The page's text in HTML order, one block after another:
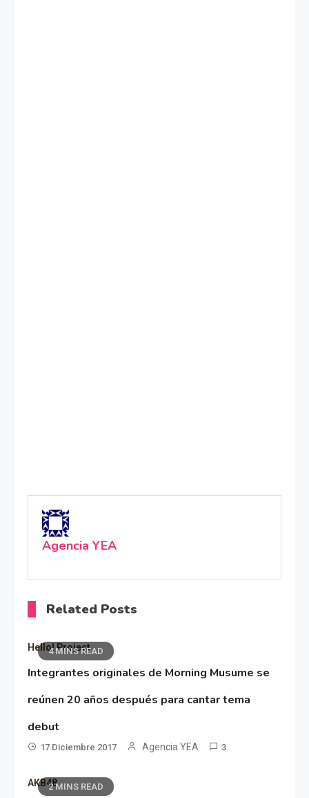
Agencia YEA
Related Posts
4 MINS READ
Hello! Project
Integrantes originales de Morning Musume se
reúnen 20 años después para cantar tema
debut
17 Diciembre 2017 Agencia YEA 3
2 MINS READ
AKB48